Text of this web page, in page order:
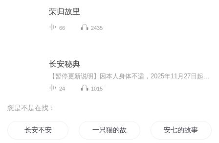
荣归故里
66 2435
长安秘典
24 1015
您是不是在找：
长安不安 一只猫的故事 安七的故事